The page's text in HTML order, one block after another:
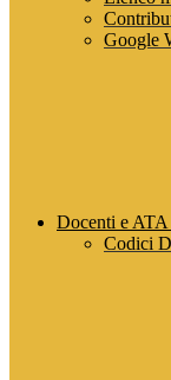
Google
Docenti e ATA
Codici